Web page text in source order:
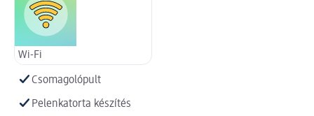
Wi-Fi
Csomagolópult
Pelenkatorta készítés